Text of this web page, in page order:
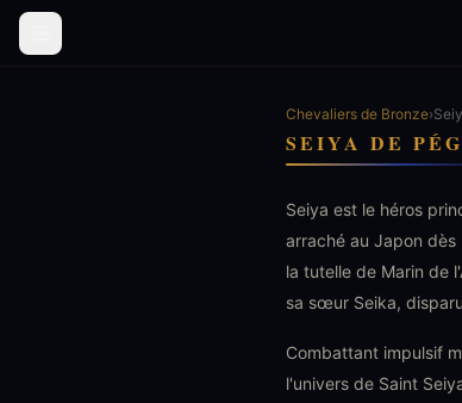
Chevaliers de Bronze›
SEIYA DE
Seiya est le héros
arraché au Japon dès
la tutelle de Marin de
sa sœur Seika,
Combattant impulsif
l'univers de Saint